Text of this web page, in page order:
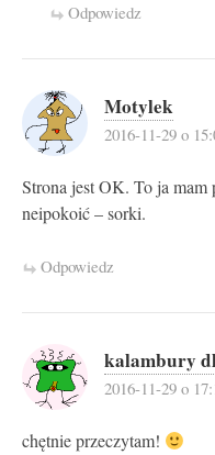
Odpowiedz
Motylek
2016-11-29 o
Strona jest OK. To ja mam
neipokoić – sorki.
Odpowiedz
kalambury
2016-11-29 o
chętnie przeczytam!